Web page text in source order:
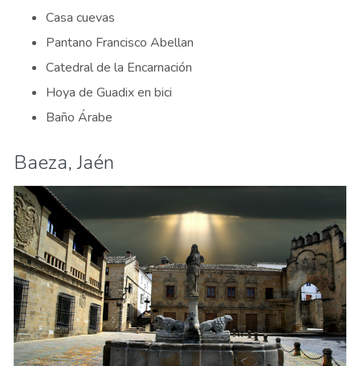
Casa cuevas
Pantano Francisco Abellan
Catedral de la Encarnación
Hoya de Guadix en bici
Baño Árabe
Baeza, Jaén